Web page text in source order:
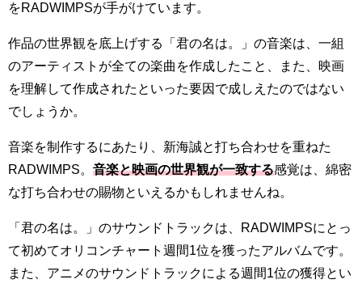
をRADWIMPSが手がけています。
作品の世界観を底上げする「君の名は。」の音楽は、一組
のアーティストが全ての楽曲を作成したこと、また、映画
を理解して作成されたといった要因で成しえたのではない
でしょうか。
音楽を制作するにあたり、新海誠と打ち合わせを重ねた
RADWIMPS。 音楽と映画の世界観が一致する感覚は、綿密
な打ち合わせの賜物といえるかもしれませんね。
「君の名は。」のサウンドトラックは、RADWIMPSにとっ
て初めてオリコンチャート週間1位を獲ったアルバムです。
また、アニメのサウンドトラックによる週間1位の獲得とい